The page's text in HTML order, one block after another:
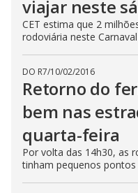
viajar neste
CET estima que 2
rodoviária neste Carnaval
DO R7/10/02/2016
Retorno do
bem nas
quarta-feira
Por volta das 14h30, as
tinham pequenos